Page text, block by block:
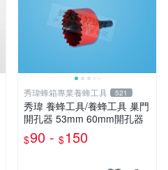
秀瑋蜂箱專業養蜂工具 521
秀瑋 養蜂工具/養蜂工具 巢門
開孔器 53mm 60mm開孔器
$90 - $150